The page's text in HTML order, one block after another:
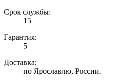
Срок службы:
15
Гарантия:
5
Доставка:
по Ярославлю, России.